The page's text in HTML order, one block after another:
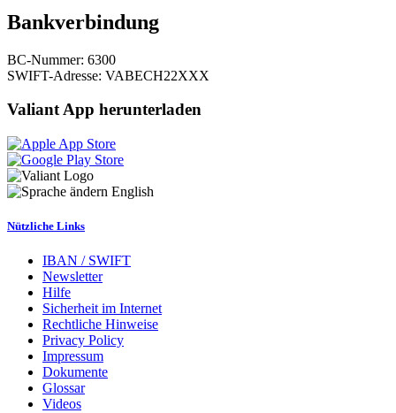
Bankverbindung
BC-Nummer: 6300
SWIFT-Adresse: VABECH22XXX
Valiant App herunterladen
English
Nützliche Links
IBAN / SWIFT
Newsletter
Hilfe
Sicherheit im Internet
Rechtliche Hinweise
Privacy Policy
Impressum
Dokumente
Glossar
Videos